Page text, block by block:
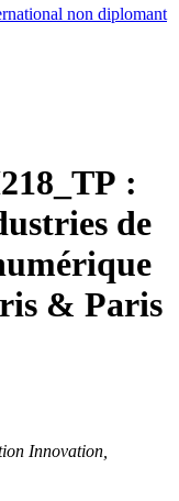
non diplomant
:
de
& Paris
Innovation,